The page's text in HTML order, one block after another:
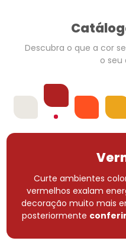
Descubra o que a cor
o seu
Offwhites
Vermelhos
Laranjas
Curte ambientes
vermelhos exalam
decoração muito mais
posteriormente